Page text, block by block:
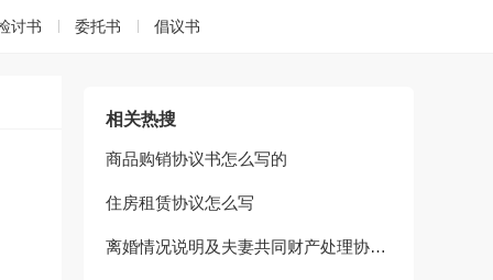
讨书 委托书 倡议书
相关热搜
商品购销协议书怎么写的
住房租赁协议怎么写
离婚情况说明及夫妻共同财产处理协议书10篇